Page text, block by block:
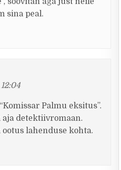
sina peal.
Palmu eksitus”.
detektiivromaan.
lahenduse kohta.